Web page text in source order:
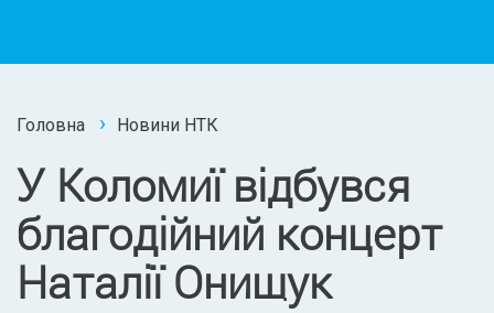
Головна Новини НТК
У Коломиї відбувся
благодійний концерт
Наталії Онищук